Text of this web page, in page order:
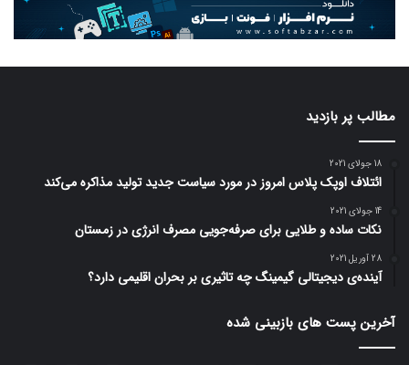
مطالب پر بازدید
18 جولای 2021
ائتلاف اوپک پلاس امروز در مورد سیاست جدید تولید مذاکره می‌کند
14 جولای 2021
نکات ساده و طلایی برای صرفه‌جویی مصرف انرژی در زمستان
28 آوریل 2021
آینده‌ی دیجیتالی گیمینگ چه تاثیری بر بحران اقلیمی دارد؟
آخرین پست های بازبینی شده